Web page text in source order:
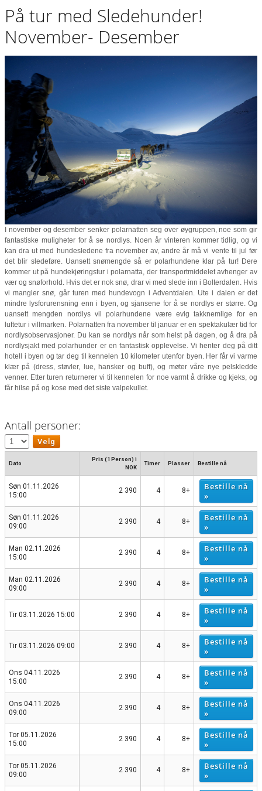
På tur med Sledehunder!
November- Desember
I november og desember senker polarnatten seg over øygruppen, noe som gir
fantastiske muligheter for å se nordlys. Noen år vinteren kommer tidlig, og vi
kan dra ut med hundesledene fra november av, andre år må vi vente til jul før
det blir sledeføre. Uansett snømengde så er polarhundene klar på tur! Dere
kommer ut på hundekjøringstur i polarnatta, der transportmiddelet avhenger av
vær og snøforhold. Hvis det er nok snø, drar vi med slede inn i Bolterdalen. Hvis
vi mangler snø, går turen med hundevogn i Adventdalen. Ute i dalen er det
mindre lysforurensning enn i byen, og sjansene for å se nordlys er større. Og
uansett mengden nordlys vil polarhundene være evig takknemlige for en
luftetur i villmarken. Polarnatten fra november til januar er en spektakulær tid for
nordlysobservasjoner. Du kan se nordlys når som helst på dagen, og å dra på
nordlysjakt med polarhunder er en fantastisk opplevelse. Vi henter deg på ditt
hotell i byen og tar deg til kennelen 10 kilometer utenfor byen. Her får vi varme
klær på (dress, støvler, lue, hansker og buff), og møter våre nye pelskledde
venner. Etter turen returnerer vi til kennelen for noe varmt å drikke og kjeks, og
får hilse på og kose med det siste valpekullet.
Antall personer:
Dato
Pris (1 Person) i
NOK
Timer Plasser Bestille nå
Søn 01.11.2026
15:00
2 390 4 8+
Bestille nå
»
Søn 01.11.2026
09:00
2 390 4 8+
Bestille nå
»
Man 02.11.2026
15:00
2 390 4 8+
Bestille nå
»
Man 02.11.2026
09:00
2 390 4 8+
Bestille nå
»
Tir 03.11.2026 15:00 2 390 4 8+
Bestille nå
»
Tir 03.11.2026 09:00 2 390 4 8+
Bestille nå
»
Ons 04.11.2026
15:00
2 390 4 8+
Bestille nå
»
Ons 04.11.2026
09:00
2 390 4 8+
Bestille nå
»
Tor 05.11.2026
15:00
2 390 4 8+
Bestille nå
»
Tor 05.11.2026
09:00
2 390 4 8+
Bestille nå
»